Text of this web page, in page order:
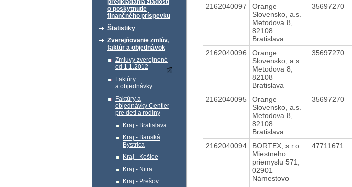
predkladania žiadostí
o poskytnutie
finančného príspevku
Štatistiky
Zverejňovanie zmlúv,
faktúr a objednávok
Zmluvy zverejnené
od 1.1.2012
Faktúry
a objednávky
Faktúry a
objednávky Centier
pre deti a rodiny
Kraj - Bratislava
Kraj - Banská
Bystrica
Kraj - Košice
Kraj - Nitra
Kraj - Prešov
2162040097
Orange
Slovensko, a.s.
Metodova 8,
82108
Bratislava
35697270
2162040096
Orange
Slovensko, a.s.
Metodova 8,
82108
Bratislava
35697270
2162040095
Orange
Slovensko, a.s.
Metodova 8,
82108
Bratislava
35697270
2162040094
BORTEX, s.r.o.
Miestneho
priemyslu 571,
02901
Námestovo
47711671